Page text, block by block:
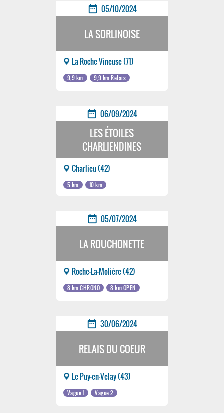
date_range 05/10/2024
LA SORLINOISE
La Roche Vineuse (71)
9,9 km 9,9 km Relais
date_range 06/09/2024
LES ÉTOILES
CHARLIENDINES
Charlieu (42)
5 km 10 km
date_range 05/07/2024
LA ROUCHONETTE
Roche-La-Molière (42)
8 km CHRONO 8 km OPEN
date_range 30/06/2024
RELAIS DU COEUR
Le Puy-en-Velay (43)
Vague 1 Vague 2